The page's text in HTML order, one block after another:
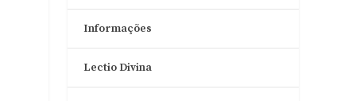
Informações
Lectio Divina